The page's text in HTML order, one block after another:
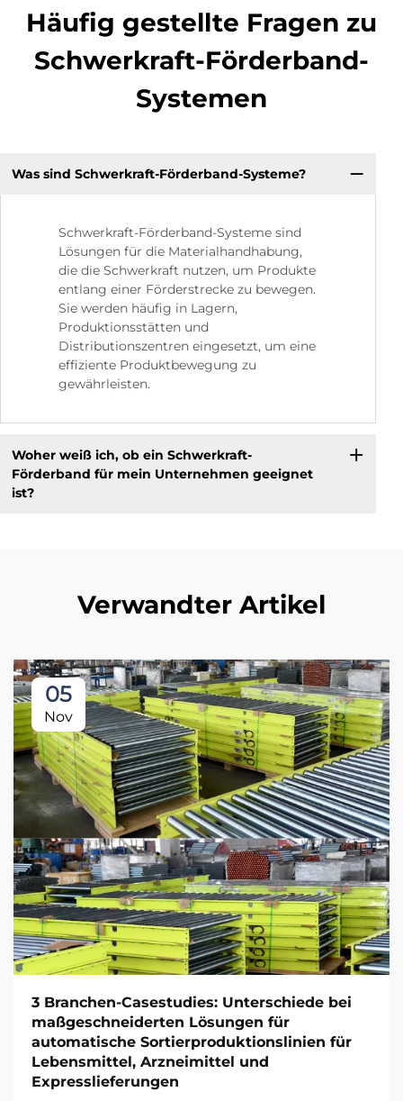
Häufig gestellte Fragen zu
Schwerkraft-Förderband-
Systemen
Was sind Schwerkraft-Förderband-Systeme?
Schwerkraft-Förderband-Systeme sind
Lösungen für die Materialhandhabung,
die die Schwerkraft nutzen, um Produkte
entlang einer Förderstrecke zu bewegen.
Sie werden häufig in Lagern,
Produktionsstätten und
Distributionszentren eingesetzt, um eine
effiziente Produktbewegung zu
gewährleisten.
Woher weiß ich, ob ein Schwerkraft-
Förderband für mein Unternehmen geeignet
ist?
Verwandter Artikel
05
Nov
3 Branchen-Casestudies: Unterschiede bei
maßgeschneiderten Lösungen für
automatische Sortierproduktionslinien für
Lebensmittel, Arzneimittel und
Expresslieferungen